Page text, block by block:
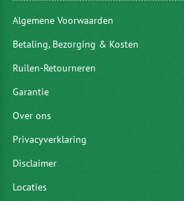
Algemene Voorwaarden
Betaling, Bezorging & Kosten
Ruilen-Retourneren
Garantie
Over ons
Privacyverklaring
Disclaimer
Locaties